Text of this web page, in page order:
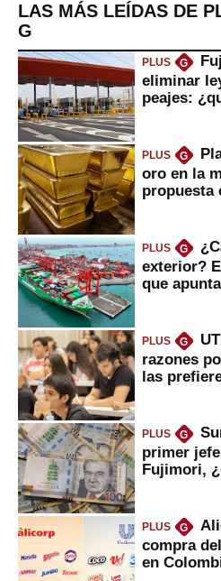
LAS MÁS LEÍDAS DE
G
PLUS G
eliminar
peajes:
PLUS G
oro en la
propuesta
PLUS G
exterior?
que
PLUS G
razones
las
PLUS G
primer
Fujimori,
PLUS G
compra
en